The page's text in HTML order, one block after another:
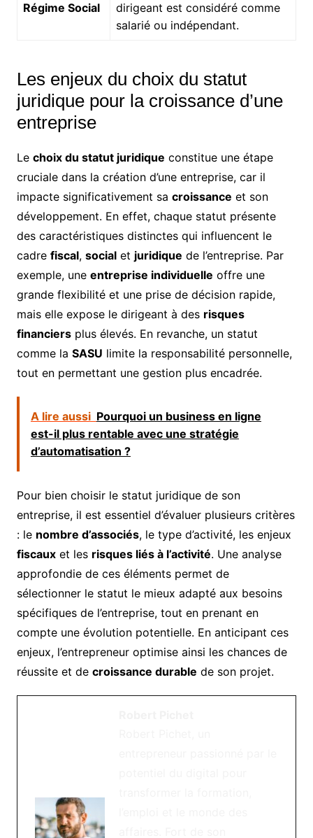
Régime Social
dirigeant est considéré comme
salarié ou indépendant.
Les enjeux du choix du statut
juridique pour la croissance d’une
entreprise
Le choix du statut juridique constitue une étape
cruciale dans la création d’une entreprise, car il
impacte significativement sa croissance et son
développement. En effet, chaque statut présente
des caractéristiques distinctes qui influencent le
cadre fiscal, socialet juridique de l’entreprise. Par
exemple, une entreprise individuelle offre une
grande flexibilité et une prise de décision rapide,
mais elle expose le dirigeant à des risques
financiersplus élevés. En revanche, un statut
comme la SASU limite la responsabilité personnelle,
tout en permettant une gestion plus encadrée.
A lire aussi Pourquoi un business en ligne
est-il plus rentable avec une stratégie
d’automatisation ?
Pour bien choisir le statut juridique de son
entreprise, il est essentiel d’évaluer plusieurs critères
: le nombre d’associés, le type d’activité, les enjeux
fiscauxet les risques liés à l’activité. Une analyse
approfondie de ces éléments permet de
sélectionner le statut le mieux adapté aux besoins
spécifiques de l’entreprise, tout en prenant en
compte une évolution potentielle. En anticipant ces
enjeux, l’entrepreneur optimise ainsi les chances de
réussite et de croissance durable de son projet.